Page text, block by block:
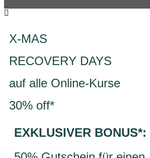
X-MAS
RECOVERY DAYS
auf alle Online-Kurse
30% off*
EXKLUSIVER BONUS*: